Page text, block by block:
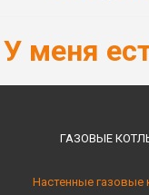
У меня
ГАЗОВЫЕ
Настенные газовые